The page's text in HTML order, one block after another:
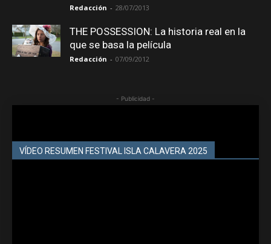
Redacción - 28/07/2013
THE POSSESSION: La historia real en la
que se basa la película
Redacción - 07/09/2012
- Publicidad -
VÍDEO RESUMEN FESTIVAL ISLA CALAVERA 2025